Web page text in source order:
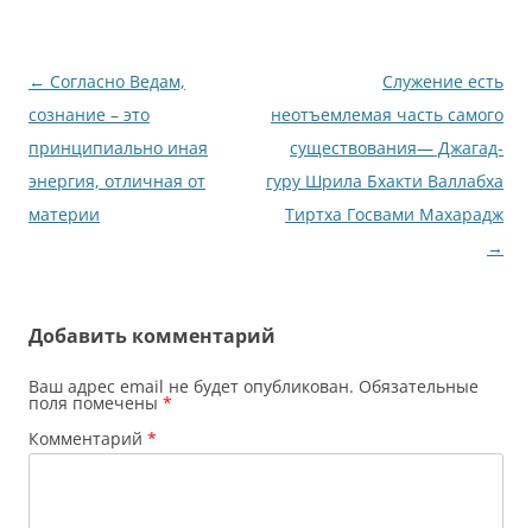
Навигация
по
записям
← Cогласно Ведам,
сознание – это
принципиально иная
энергия, отличная от
материи
Служение есть
неотъемлемая часть самого
существования— Джагад-
гуру Шрила Бхакти Валлабха
Тиртха Госвами Махарадж
→
Добавить комментарий
Ваш адрес email не будет опубликован. Обязательные
поля помечены *
Комментарий *